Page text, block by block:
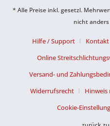
* Alle Preise inkl. gesetzl.
nicht
Hilfe / Support Kontakt
Online
Versand- und
Widerrufsrecht
Hinweis
Cookie-